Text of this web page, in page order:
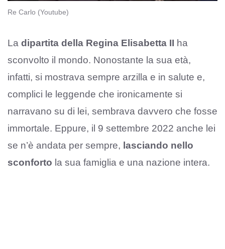
Re Carlo (Youtube)
La dipartita della Regina Elisabetta II ha
sconvolto il mondo. Nonostante la sua età,
infatti, si mostrava sempre arzilla e in salute e,
complici le leggende che ironicamente si
narravano su di lei, sembrava davvero che fosse
immortale. Eppure, il 9 settembre 2022 anche lei
se n’è andata per sempre, lasciando nello
sconforto la sua famiglia e una nazione intera.